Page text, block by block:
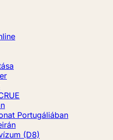
Portugáliában
(D8)